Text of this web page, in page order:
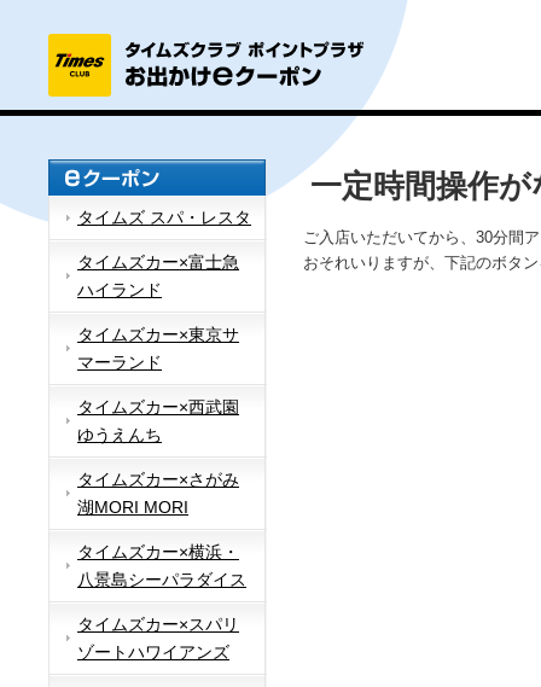
タイムズ スパ・レスタ
タイムズカー×富士急
ハイランド
タイムズカー×東京サ
マーランド
タイムズカー×西武園
ゆうえんち
タイムズカー×さがみ
湖MORI MORI
タイムズカー×横浜・
八景島シーパラダイス
タイムズカー×スパリ
ゾートハワイアンズ
一定時間操作
ご入店いただいてから、30分間
おそれいりますが、下記のボタ